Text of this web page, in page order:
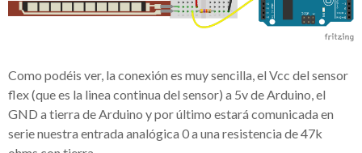
Como podéis ver, la conexión es muy sencilla, el Vcc del sensor
flex (que es la linea continua del sensor) a 5v de Arduino, el
GND a tierra de Arduino y por último estará comunicada en
serie nuestra entrada analógica 0 a una resistencia de 47k